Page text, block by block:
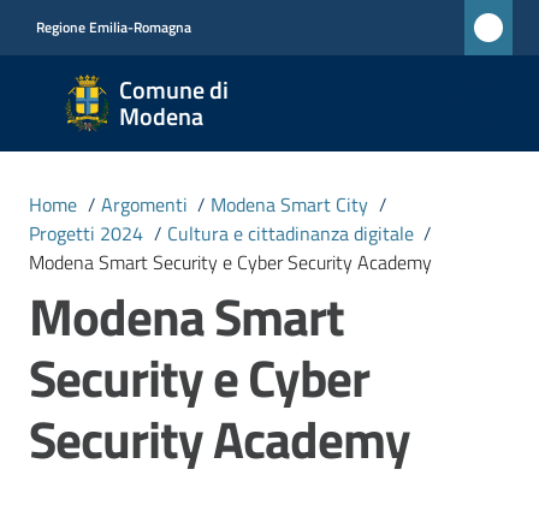
Regione Emilia-Romagna
Comune di
Modena
Comune
di
Modena
CIVICA
MONET
Amministrazione
Home / Argomenti / Modena Smart City /
Progetti 2024 / Cultura e cittadinanza digitale /
Modena Smart Security e Cyber Security Academy
Modena Smart
Security e Cyber
Security Academy